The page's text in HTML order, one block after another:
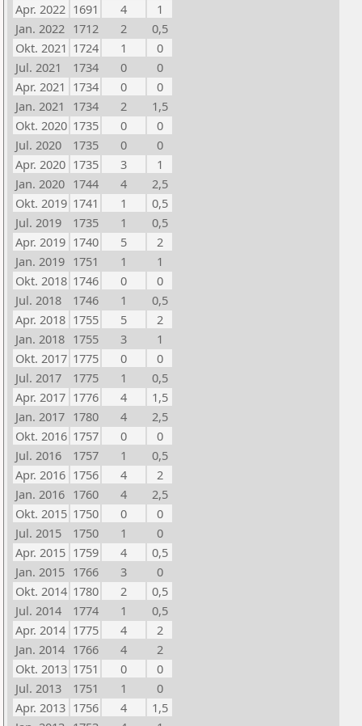
Apr. 2022 1691 4
1
Jan. 2022 1712 2
0,5
Okt. 2021 1724 1
0
Jul. 2021
1734 0
0
Apr. 2021 1734 0
0
Jan. 2021
1734 2
1,5
Okt. 2020 1735 0
0
Jul. 2020
1735 0
0
Apr. 2020 1735 3
1
Jan. 2020 1744 4
2,5
Okt. 2019 1741 1
0,5
Jul. 2019
1735 1
0,5
Apr. 2019 1740 5
2
Jan. 2019 1751 1
1
Okt. 2018 1746 0
0
Jul. 2018
1746 1
0,5
Apr. 2018 1755 5
2
Jan. 2018 1755 3
1
Okt. 2017 1775 0
0
Jul. 2017
1775 1
0,5
Apr. 2017 1776 4
1,5
Jan. 2017 1780 4
2,5
Okt. 2016 1757 0
0
Jul. 2016
1757 1
0,5
Apr. 2016 1756 4
2
Jan. 2016 1760 4
2,5
Okt. 2015 1750 0
0
Jul. 2015
1750 1
0
Apr. 2015 1759 4
0,5
Jan. 2015 1766 3
0
Okt. 2014 1780 2
0,5
Jul. 2014
1774 1
0,5
Apr. 2014 1775 4
2
Jan. 2014 1766 4
2
Okt. 2013 1751 0
0
Jul. 2013
1751 1
0
Apr. 2013 1756 4
1,5